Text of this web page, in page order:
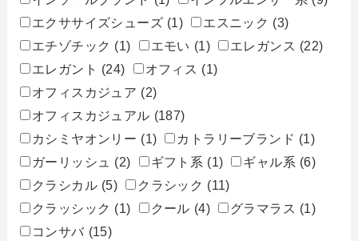
エクササイズシューズ (1) エスニック (3)
エチゾチック (1) エモい (1) エレガンス (22)
エレガント (24) オフィス (1)
オフィスカジュア (2)
オフィスカジュアル (187)
カシミヤオンリー (1) カトラリーブランド (1)
ガーリッシュ
(2) ギフト系 (1) ギャル系 (6)
クラシカル (5) クラシック (11)
クラッシック (1) クール (4) グラマラス (1)
コンサバ (15)